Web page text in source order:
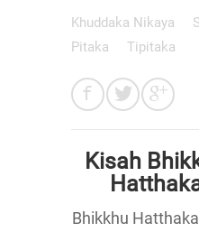
Khuddaka Nikaya
Pitaka
Tipitaka
Kisah
Bhikkhu Hatthaka